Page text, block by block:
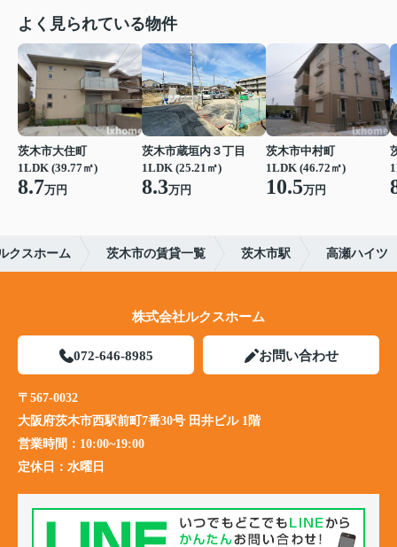
よく見られている物件
茨木市大住町
1LDK (39.77㎡)
8.7万円
茨木市蔵垣内３丁目
1LDK (25.21㎡)
8.3万円
茨木市中村町
1LDK (46.72㎡)
10.5万円
クスホーム 茨木市の賃貸一覧 茨木市駅 高瀬ハイツ
株式会社ルクスホーム
072-646-8985 お問い合わせ
〒567-0032
大阪府茨木市西駅前町7番30号 田井ビル 1階
営業時間： 10:00~19:00
定休日： 水曜日